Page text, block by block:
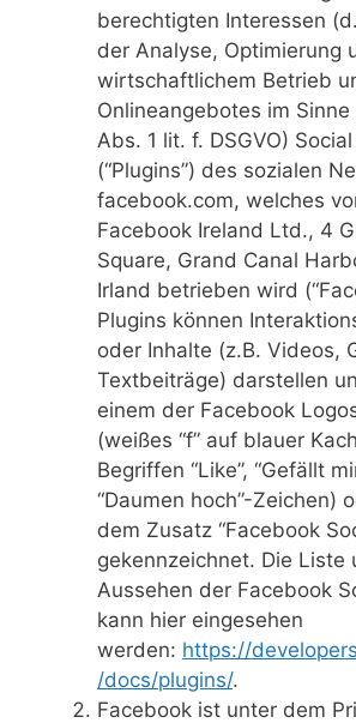
berechtigten Interessen
der Analyse, Optimierung
wirtschaftlichem Betrieb
Onlineangebotes im
Abs. 1 lit. f. DSGVO)
(“Plugins”) des sozialen
facebook.com, welches
Facebook Ireland Ltd., 4
Square, Grand Canal
Irland betrieben wird
Plugins können
oder Inhalte (z.B. Videos,
Textbeiträge) darstellen
einem der Facebook
(weißes “f” auf blauer
Begriffen “Like”, “Gefällt
“Daumen hoch”-Zeichen)
dem Zusatz “Facebook
gekennzeichnet. Die Liste
Aussehen der Facebook
kann hier eingesehen
werden: https://
/docs/plugins/.
Facebook ist unter dem